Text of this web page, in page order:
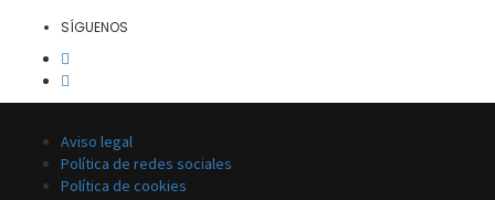
SÍGUENOS
Aviso legal
Política de redes sociales
Política de cookies